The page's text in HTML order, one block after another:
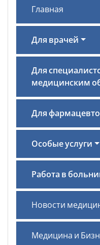
Главная
Для врачей
Для
медицинским
Для
Особые услуги
Работа в
Новости
Медицина и